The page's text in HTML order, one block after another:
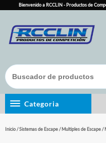
content
Bienvenido a RCCLIN - Productos de
Categoria
Inicio/Sistemas de Escape/Multiples de Escape/